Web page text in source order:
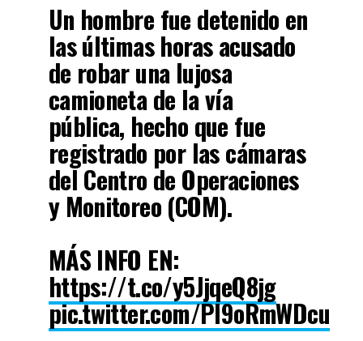
Un hombre fue detenido en
las últimas horas acusado
de robar una lujosa
camioneta de la vía
pública, hecho que fue
registrado por las cámaras
del Centro de Operaciones
y Monitoreo (COM).
MÁS INFO EN:
https://t.co/y5JjqeQ8jg
pic.twitter.com/PI9oRmWDcu